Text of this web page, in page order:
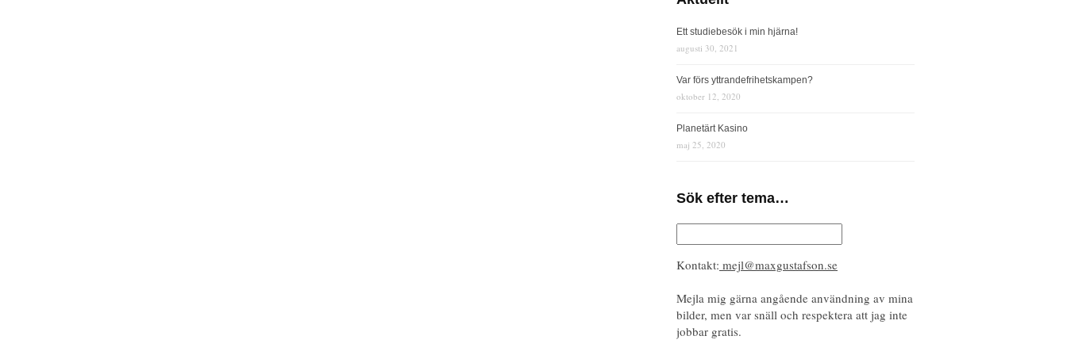
Ett studiebesök i min hjärna!
augusti 30, 2021
Var förs yttrandefrihetskampen?
oktober 12, 2020
Planetärt Kasino
maj 25, 2020
Sök efter tema…
Kontakt: mejl@maxgustafson.se
Mejla mig gärna angående användning av mina
bilder, men var snäll och respektera att jag inte
jobbar gratis.